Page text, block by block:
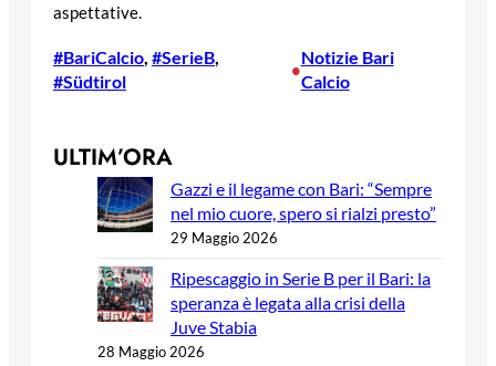
aspettative.
#BariCalcio, #SerieB
#Südtirol
•
Notizie Bari
Calcio
ULTIM’ORA
Gazzi e il legame con Bari: “Sempre
nel mio cuore, spero si rialzi presto”
29 Maggio 2026
Ripescaggio in Serie B per il Bari: la
speranza è legata alla crisi della
Juve Stabia
28 Maggio 2026